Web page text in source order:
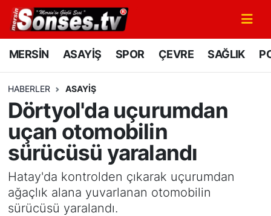
MERSİN ASAYİŞ SPOR ÇEVRE SAĞLIK
HABERLER ASAYİŞ
Dörtyol'da uçurumdan
uçan otomobilin
sürücüsü yaralandı
Hatay'da kontrolden çıkarak uçurumdan
ağaçlık alana yuvarlanan otomobilin
sürücüsü yaralandı.
MERSİN
SPOR
GÜNÜN MANŞETİ
DÜNYA
KÜLTÜR - SANAT
Mersin Nöbetçi Eczaneler
Mersin Namaz Vakitleri
Mersin Trafik Yoğunluk Haritası
Süper Lig Puan Durumu ve Fikstür
Tüm Manşetler